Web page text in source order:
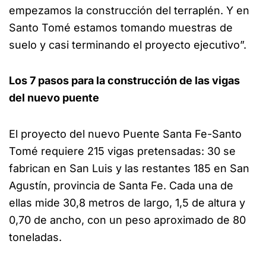
empezamos la construcción del terraplén. Y en
Santo Tomé estamos tomando muestras de
suelo y casi terminando el proyecto ejecutivo”.
Los 7 pasos para la construcción de las vigas
del nuevo puente
El proyecto del nuevo Puente Santa Fe-Santo
Tomé requiere 215 vigas pretensadas: 30 se
fabrican en San Luis y las restantes 185 en San
Agustín, provincia de Santa Fe. Cada una de
ellas mide 30,8 metros de largo, 1,5 de altura y
0,70 de ancho, con un peso aproximado de 80
toneladas.